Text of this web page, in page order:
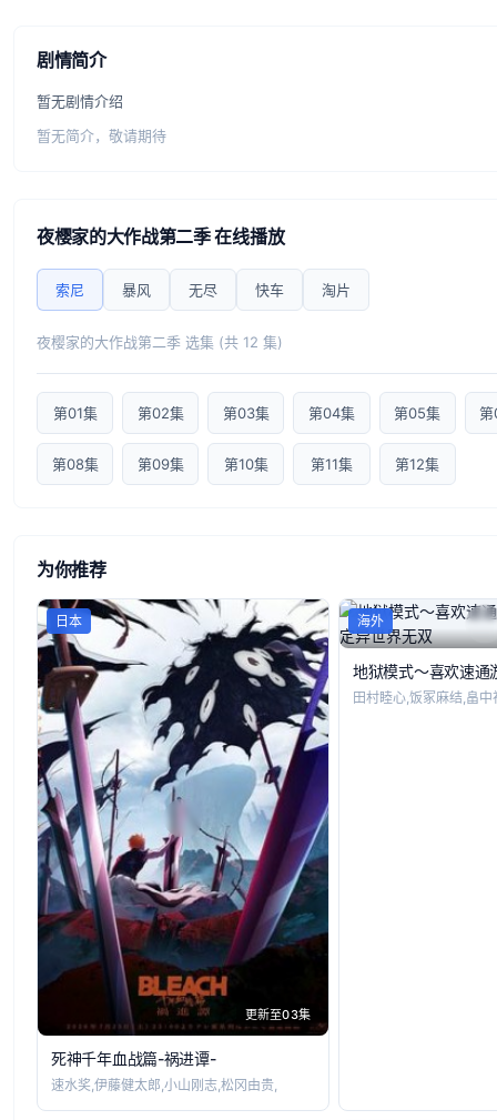
剧情简介
暂无剧情介绍
暂无简介，敬请期待
夜樱家的大作战第二季 在线播放
索尼 暴风 无尽 快车 淘片
夜樱家的大作战第二季 选集 (共 12 集)
第01集 第02集 第03集 第04集 第05集
第08集 第09集 第10集 第11集 第12集
为你推荐
日本
更新至03集
死神千年血战篇-祸进谭-
速水奖,伊藤健太郎,小山刚志,松冈由贵,
海外
田村睦心,饭冢麻结,畠